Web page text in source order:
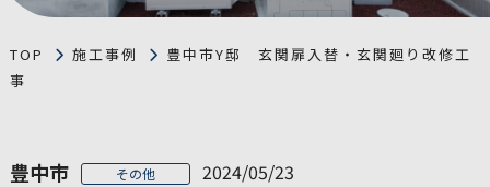
TOP 施工事例
豊中市Y邸 玄関扉入替・玄関廻り改修工
事
豊中市 その他 2024/05/23